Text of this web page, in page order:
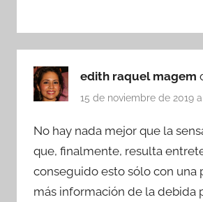
edith raquel magem
15 de noviembre de 2019 a
No hay nada mejor que la
que, finalmente, resulta
conseguido esto sólo con una
más información de la debida